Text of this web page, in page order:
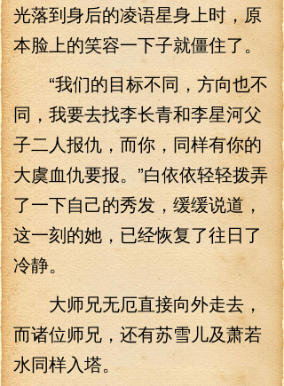
光落到身后的凌语星身上时，原
本脸上的笑容一下子就僵住了。
“我们的目标不同，方向也不
同，我要去找李长青和李星河父
子二人报仇，而你，同样有你的
大虞血仇要报。”白依依轻轻拨弄
了一下自己的秀发，缓缓说道，
这一刻的她，已经恢复了往日了
冷静。
大师兄无厄直接向外走去，
而诸位师兄，还有苏雪儿及萧若
水同样入塔。